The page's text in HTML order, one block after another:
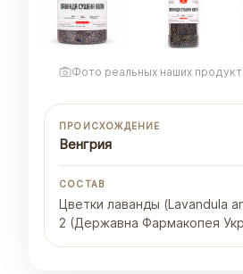
Фото реальных наших
ПРОИСХОЖДЕНИЕ
Венгрия
СОСТАВ
Цветки лаванды (Lavandula
2 (Державна Фармакопея